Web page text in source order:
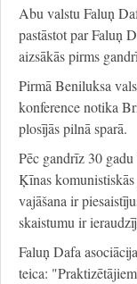
Abu valstu Faluņ
pastāstot par Faluņ
aizsākās pirms
Pirmā Beniluksa
konference notika
plosījās pilnā sparā.
Pēc gandrīz 30
Ķīnas
vajāšana ir
skaistumu ir
Faluņ Dafa
teica: